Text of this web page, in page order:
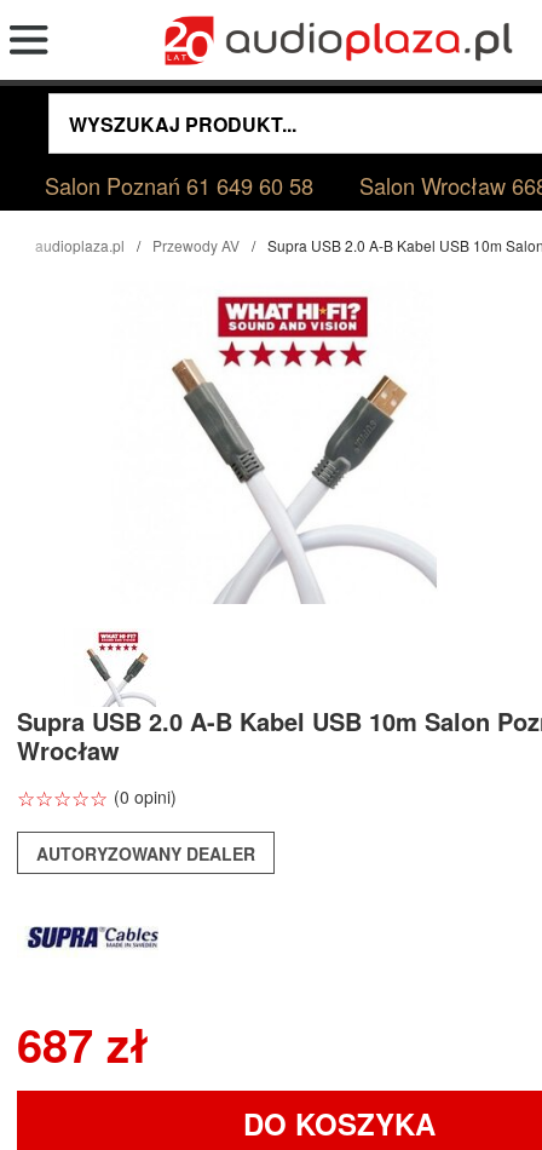
Salon Poznań61 649 60 58 Salon Wrocław
audioplaza.pl Przewody AV Supra USB 2.0 A-B Kabel USB 10m
Supra USB 2.0 A-B Kabel USB 10m Salon
Wrocław
☆☆☆☆☆
★★★★★ (0 opini)
AUTORYZOWANY DEALER
687 zł
DO KOSZYKA